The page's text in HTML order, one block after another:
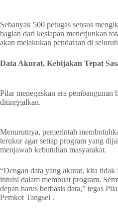
Sebanyak 500 petugas sensus
bagian dari kesiapan menerjunkan
akan melakukan pendataan di
Data Akurat, Kebijakan Tepat
Pilar menegaskan era pembangunan
ditinggalkan.
Menurutnya, pemerintah
terukur agar setiap program yang
menjawab kebutuhan masyarakat.
“Dengan data yang akurat, kita tidak
intuisi dalam membuat program.
depan harus berbasis data,” tegas
Pemkot Tangsel .